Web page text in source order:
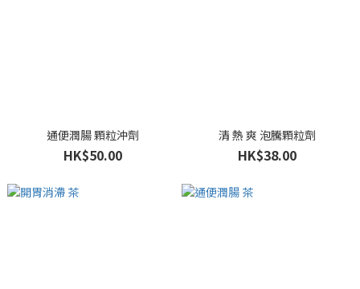
通便潤腸 顆粒沖劑
HK$50.00
清 熱 爽 泡騰顆粒劑
HK$38.00